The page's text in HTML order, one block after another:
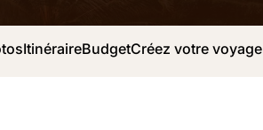
ItinéraireBudgetCréez votre voyage